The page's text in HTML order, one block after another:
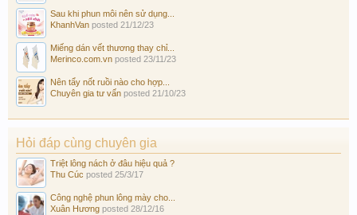
Sau khi phun môi nên sử dụng...
KhanhVan posted 21/12/23
Miếng dán vết thương thay chỉ...
Merinco.com.vn posted 23/11/23
Nên tẩy nốt ruồi nào cho hợp...
Chuyên gia tư vấn posted 21/10/23
Hỏi đáp cùng chuyên gia
Triệt lông nách ở đâu hiệu quả ?
Thu Cúc posted 25/3/17
Công nghệ phun lông mày cho...
Xuân Hương posted 28/12/16